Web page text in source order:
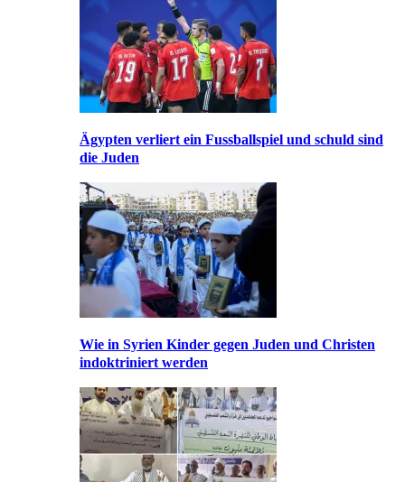
Ägypten verliert ein Fussballspiel und schuld sind
die Juden
Wie in Syrien Kinder gegen Juden und Christen
indoktriniert werden